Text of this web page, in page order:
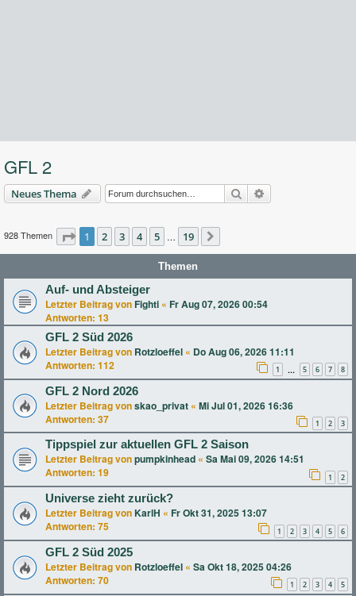
GFL 2
Neues Thema Suche
928 Themen Seite1 von 19
1 2 3 4 5 … 19
Themen
Auf- und Absteiger
Letzter Beitrag von Fighti « Fr Aug 07, 2026 00:54
Antworten: 13
GFL 2 Süd 2026
Letzter Beitrag von Rotzloeffel « Do Aug 06, 2026 11:11
Antworten: 112 1 … 5 6 7 8
GFL 2 Nord 2026
Letzter Beitrag vonskao_privat « Mi Jul 01, 2026 16:36
Antworten: 37 1 2 3
Tippspiel zur aktuellen GFL 2 Saison
Letzter Beitrag vonpumpkinhead « Sa Mai 09, 2026 14:51
Antworten: 19 1 2
Universe zieht zurück?
Letzter Beitrag von KarlH « Fr Okt 31, 2025 13:07
Antworten: 75 1 2 3 4 5 6
GFL 2 Süd 2025
Letzter Beitrag von Rotzloeffel « Sa Okt 18, 2025 04:26
Antworten: 70 1 2 3 4 5